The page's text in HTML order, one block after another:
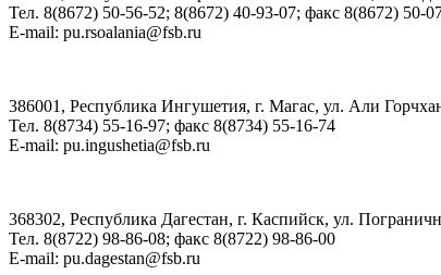
Тел. 8(8672) 50-56-52; 8(8672) 40-93-07; факс 8(8672) 50-
E-mail: pu.rsoalania@fsb.ru
386001, Республика Ингушетия, г. Магас, ул. Али
Тел. 8(8734) 55-16-97; факс 8(8734) 55-16-74
E-mail: pu.ingushetia@fsb.ru
368302, Республика Дагестан, г. Каспийск, ул.
Тел. 8(8722) 98-86-08; факс 8(8722) 98-86-00
E-mail: pu.dagestan@fsb.ru